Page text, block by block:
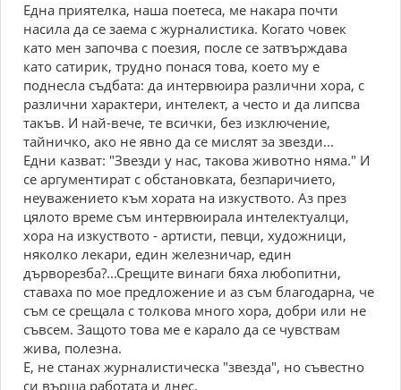
Една приятелка, наша поетеса, ме накара почти
насила да се заема с журналистика. Когато човек
като мен започва с поезия, после се затвърждава
като сатирик, трудно понася това, което му е
поднесла съдбата: да интервюира различни хора, с
различни характери, интелект, а често и да липсва
такъв. И най-вече, те всички, без изключение,
тайничко, ако не явно да се мислят за звезди...
Едни казват: "Звезди у нас, такова животно няма." И
се аргументират с обстановката, безпаричието,
неуважението към хората на изкуството. Аз през
цялото време съм интервюирала интелектуалци,
хора на изкуството - артисти, певци, художници,
няколко лекари, един железничар, един
дърворезба?...Срещите винаги бяха любопитни,
ставаха по мое предложение и аз съм благодарна, че
съм се срещала с толкова много хора, добри или не
съвсем. Защото това ме е карало да се чувствам
жива, полезна.
Е, не станах журналистическа "звезда", но съвестно
си върша работата и днес.